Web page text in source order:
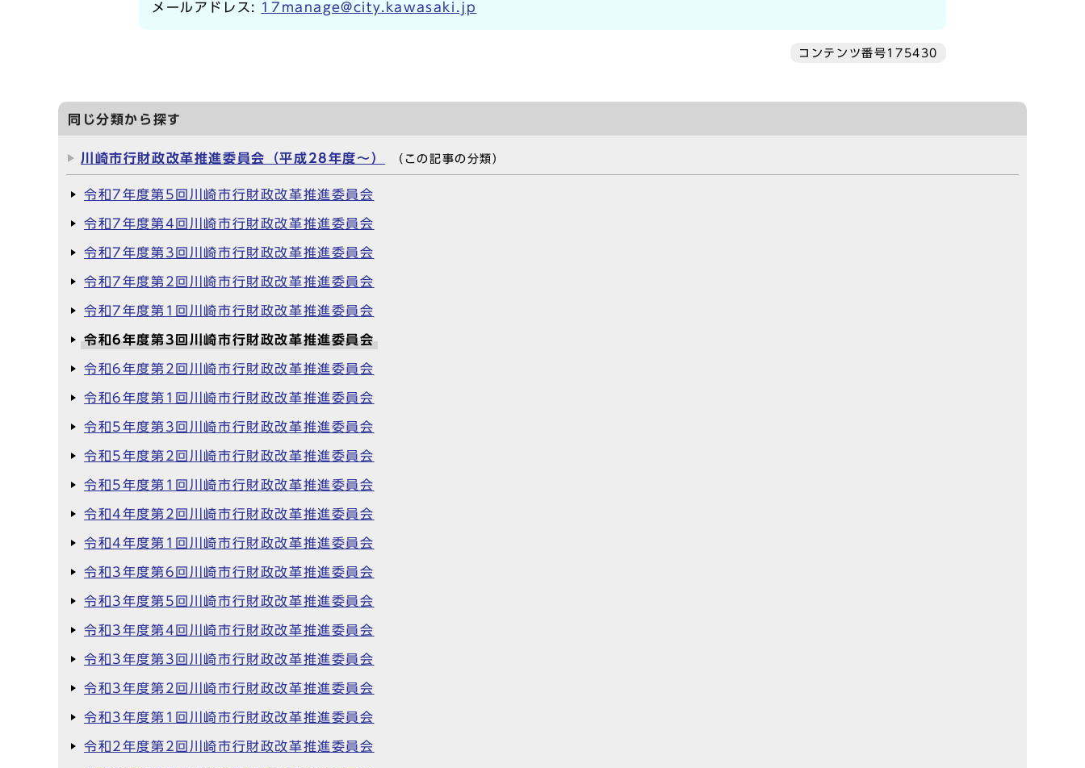
メールアドレス: 17manage@city.kawasaki.jp
コンテンツ番号175430
同じ分類から探す
川崎市行財政改革推進委員会（平成28年度～） （この記事の分類）
令和7年度第5回川崎市行財政改革推進委員会
令和7年度第4回川崎市行財政改革推進委員会
令和7年度第3回川崎市行財政改革推進委員会
令和7年度第2回川崎市行財政改革推進委員会
令和7年度第1回川崎市行財政改革推進委員会
令和6年度第3回川崎市行財政改革推進委員会
令和6年度第2回川崎市行財政改革推進委員会
令和6年度第1回川崎市行財政改革推進委員会
令和5年度第3回川崎市行財政改革推進委員会
令和5年度第2回川崎市行財政改革推進委員会
令和5年度第1回川崎市行財政改革推進委員会
令和4年度第2回川崎市行財政改革推進委員会
令和4年度第1回川崎市行財政改革推進委員会
令和3年度第6回川崎市行財政改革推進委員会
令和3年度第5回川崎市行財政改革推進委員会
令和3年度第4回川崎市行財政改革推進委員会
令和3年度第3回川崎市行財政改革推進委員会
令和3年度第2回川崎市行財政改革推進委員会
令和3年度第1回川崎市行財政改革推進委員会
令和2年度第2回川崎市行財政改革推進委員会